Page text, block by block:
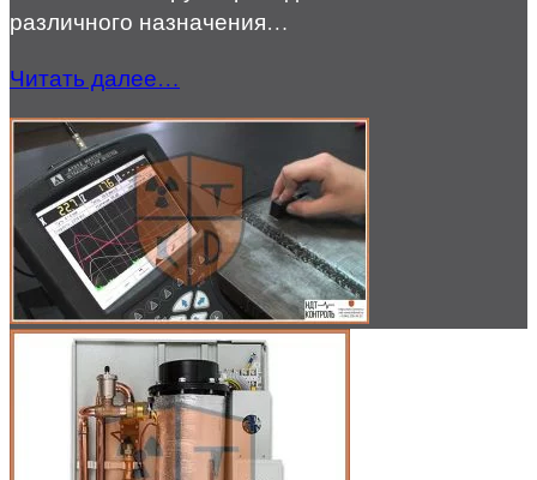
различного назначения…
Читать далее…